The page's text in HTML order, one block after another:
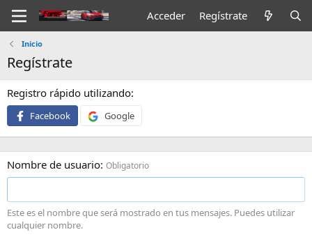
Acceder Regístrate
Inicio
Regístrate
Registro rápido utilizando
Facebook Google
Nombre de usuario Obligatorio
Este es el nombre que será mostrado en tus mensajes. Puedes utilizar
cualquier nombre.